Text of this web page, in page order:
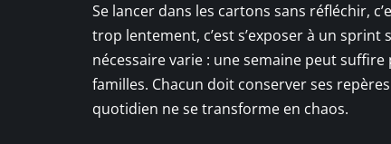
Se lancer dans les cartons sans réfléchir,
trop lentement, c’est s’exposer à un sprint
nécessaire varie : une semaine peut
familles. Chacun doit conserver ses
quotidien ne se transforme en chaos.